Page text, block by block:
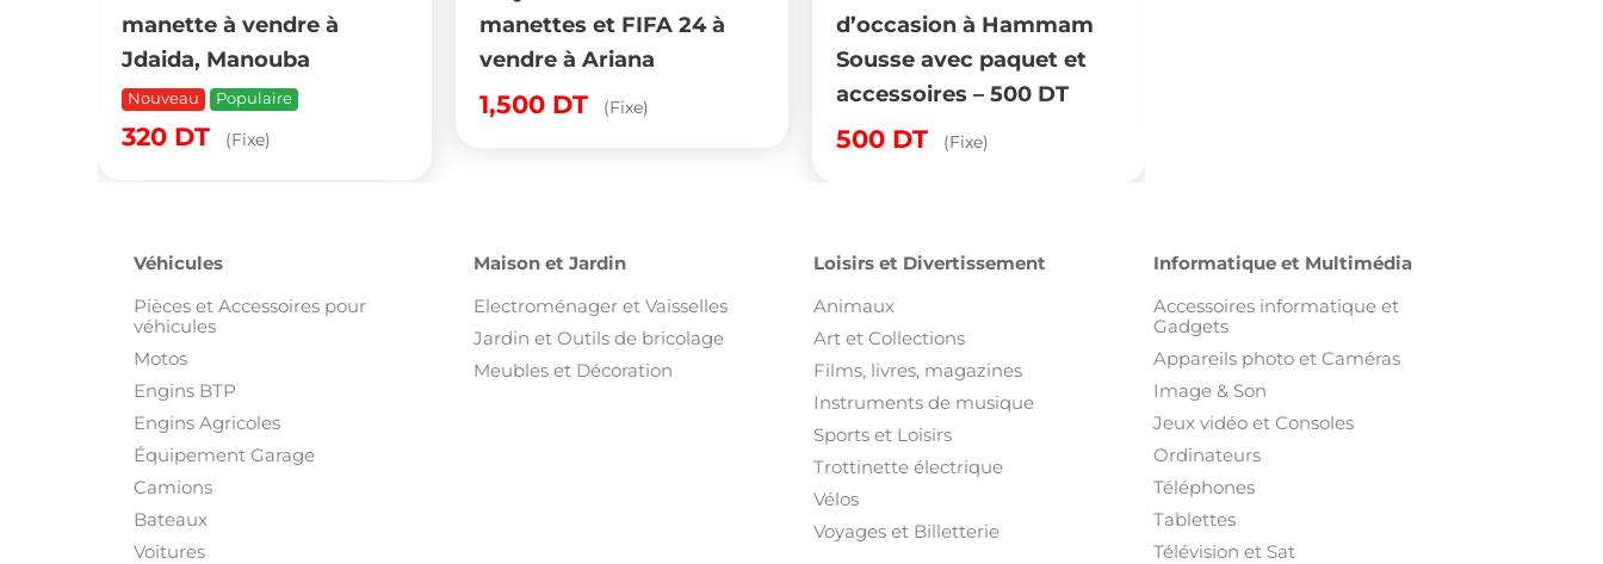
manettes et FIFA 24 à
vendre à Ariana
1,500
d’occasion à Hammam
Sousse avec paquet et
accessoires – 500 DT
DualSense en excellent
état à Ksibet El Mediouni
350DT
Véhicules
Pièces et Accessoires pour
véhicules
Motos
Engins BTP
Engins Agricoles
Équipement Garage
Camions
Bateaux
Voitures
Maison et Jardin
Electroménager et Vaisselles
Jardin et Outils de bricolage
Meubles et Décoration
Loisirs et Divertissement
Animaux
Art et Collections
Films, livres, magazines
Instruments de musique
Sports et Loisirs
Trottinette électrique
Vélos
Voyages et Billetterie
Informatique et Multimédia
Accessoires informatique et
Gadgets
Appareils photo et Caméras
Image & Son
Jeux vidéo et Consoles
Ordinateurs
Téléphones
Tablettes
Télévision et Sat